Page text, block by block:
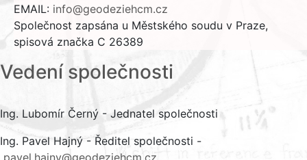
EMAIL: info@geodeziehcm.cz
Společnost zapsána u Městského soudu v Praze,
spisová značka C 26389
Vedení společnosti
Ing. Lubomír Černý - Jednatel společnosti
Ing. Pavel Hajný - Ředitel společnosti -
pavel.hajny@geodeziehcm.cz